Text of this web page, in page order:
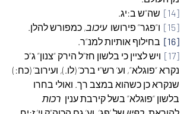
[14]
שה”ש ב:יג.
[15]
ו”פגר” פירושו עיכוב, כמפורש להלן.
[16]
בחילוף אותיות למנ”ר.
[17]
ויש לציין כי בלשון חז”ל הירק “צנון” ג”כ
נקרא “פוגלא”, וע’ רש”י ברכ’ (לו.), ועירוב’ (כח:)
שנקרא כן כשהוא במצב רך. ואולי בחרו
בלשון “פוגלא” בשל קירבת ענין רכות